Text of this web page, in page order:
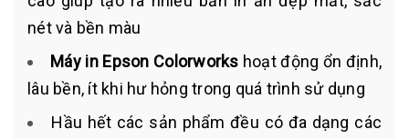
nét và bền màu
Máy in Epson Colorworks hoạt động ổn định,
lâu bền, ít khi hư hỏng trong quá trình sử dụng
Hầu hết các sản phẩm đều có đa dạng các